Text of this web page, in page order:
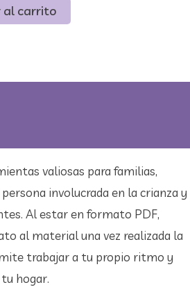
al carrito
valiosas para familias,
involucrada en la crianza y
Al estar en formato PDF,
al material una vez realizada la
trabajar a tu propio ritmo y
hogar.